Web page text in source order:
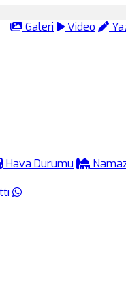
Galeri Video
Hava Durumu